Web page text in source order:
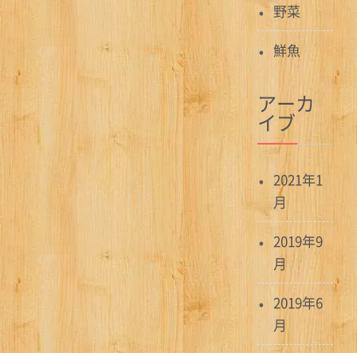
野菜
鮮魚
アーカ
イブ
2021年1
月
2019年9
月
2019年6
月